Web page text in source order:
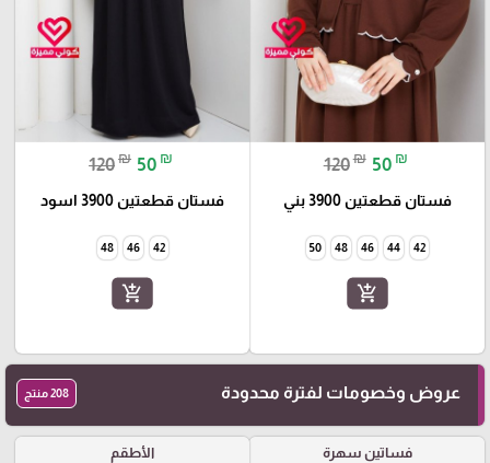
120₪ 50 ₪
فستان قطعتين 3900 بني
42
44
46
48
50
add_shopping_cart
120₪ 50 ₪
فستان قطعتين 3900 اسود
42
46
48
add_shopping_cart
عروض وخصومات لفترة محدودة 208 منتج
فساتين سهرة الأطقم